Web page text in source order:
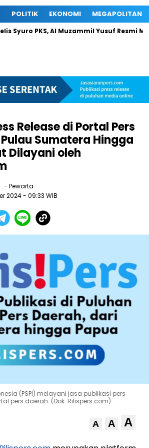
POLITIK EKONOMI MEGAPOLITAN
Al Muzammil Yusuf Resmi Menjabat
Release di Portal Pers
Sumatera Hingga
Dilayani oleh
- Pewarta
2024- 09:33 WIB
(PSPI) melayani jasa publikasi pers
pers daerah. (Dok. Rilispers.com)
A A A